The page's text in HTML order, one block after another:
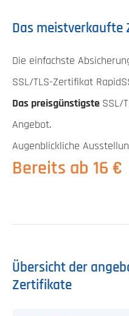
Das meistverkaufte
Die einfachste
SSL/TLS-Zertifikat
Das preisgünstigste SSL/
Angebot.
Augenblickliche
Bereits ab 16 €
Übersicht der
Zertifikate